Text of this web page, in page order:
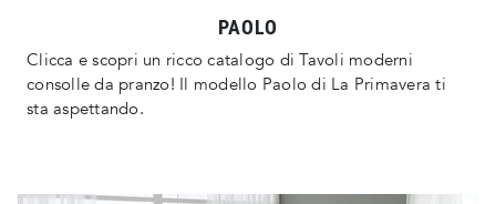
PAOLO
Clicca e scopri un ricco catalogo di Tavoli moderni
consolle da pranzo! Il modello Paolo di La Primavera ti
sta aspettando.